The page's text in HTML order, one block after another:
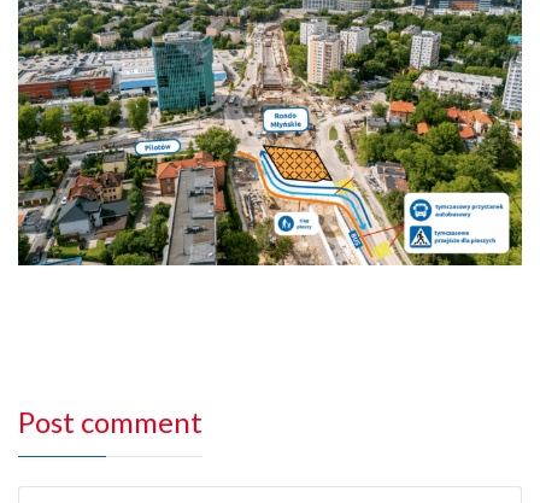
Post comment